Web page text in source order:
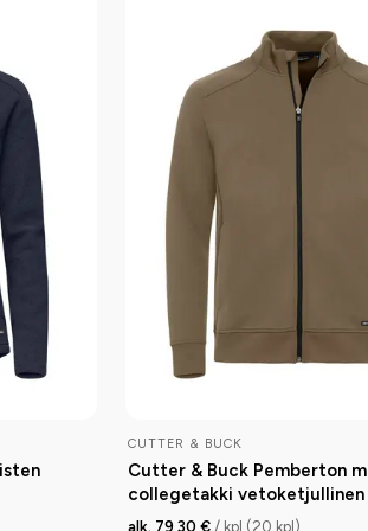
CUTTER & BUCK
Cutter & Buck Pemberton
collegetakki vetoketjullinen
alk. 79,30 € / kpl (20 kpl)